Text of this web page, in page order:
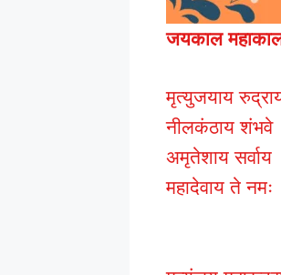
जयकाल
मृत्युजयाय
नीलकंठाय शंभवे
अमृतेशाय सर्वाय
महादेवाय ते नमः